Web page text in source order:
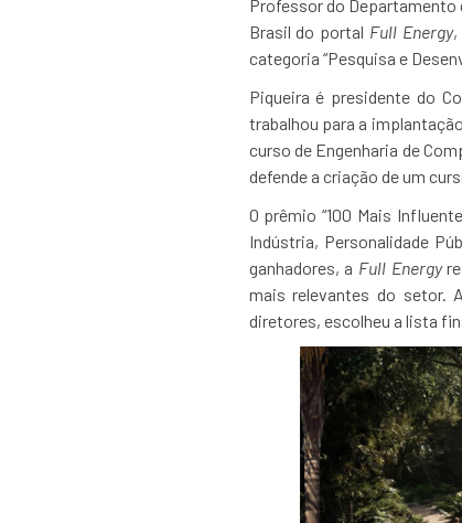
Professor do Departamento
Brasil do portal Full Energy,
categoria “Pesquisa e
Piqueira é presidente do
trabalhou para a
curso de Engenharia de
defende a criação de um
O prêmio “100 Mais
Indústria, Personalidade
ganhadores, a Full Energy
mais relevantes do setor.
diretores, escolheu a lista